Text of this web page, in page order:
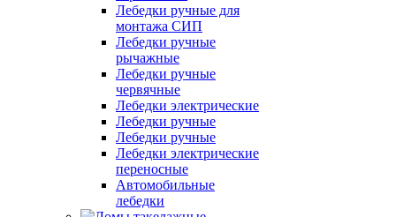
Лебедки ручные для
монтажа СИП
Лебедки ручные
рычажные
Лебедки ручные
червячные
Лебедки электрические
Лебедки ручные
Лебедки ручные
Лебедки электрические
переносные
Автомобильные
лебедки